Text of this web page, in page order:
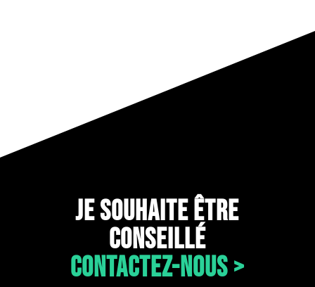
JE SOUHAITE ÊTRE
CONSEILLÉ
CONTACTEZ-NOUS >